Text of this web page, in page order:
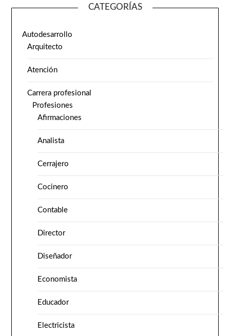
CATEGORÍAS
Autodesarrollo
Arquitecto
Atención
Carrera profesional
Profesiones
Afirmaciones
Analista
Cerrajero
Cocinero
Contable
Director
Diseñador
Economista
Educador
Electricista